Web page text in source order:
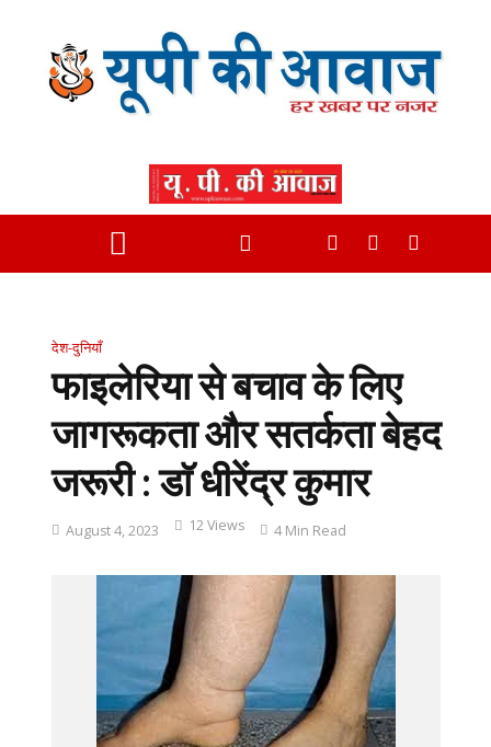
देश-दुनियाँ
फाइलेरिया से बचाव के लिए
जागरूकता और सतर्कता बेहद
जरूरी : डाॅ धीरेंद्र कुमार
August 4, 2023 12 Views 4 Min Read